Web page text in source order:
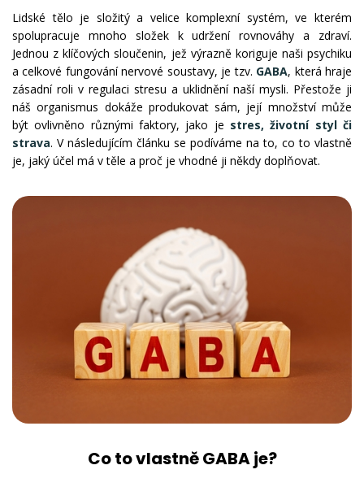
Lidské tělo je složitý a velice komplexní systém, ve kterém
spolupracuje mnoho složek k udržení rovnováhy a zdraví.
Jednou z klíčových sloučenin, jež výrazně koriguje naši psychiku
a celkové fungování nervové soustavy, je tzv. GABA, která hraje
zásadní roli v regulaci stresu a uklidnění naší mysli. Přestože ji
náš organismus dokáže produkovat sám, její množství může
být ovlivněno různými faktory, jako je stres, životní styl či
strava. V následujícím článku se podíváme na to, co to vlastně
je, jaký účel má v těle a proč je vhodné ji někdy doplňovat.
Co to vlastně GABA je?